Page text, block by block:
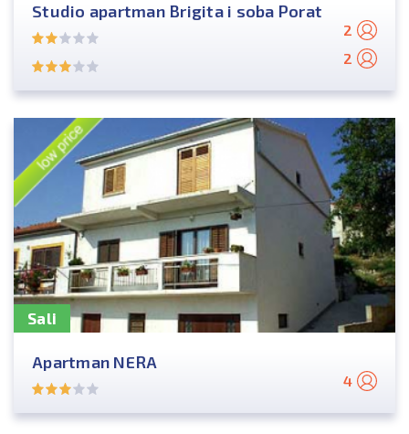
Studio apartman Brigita i soba Porat
2
2
Sali
Apartman NERA
4